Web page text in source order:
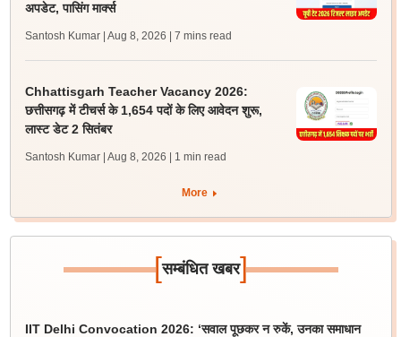
अपडेट, पासिंग मार्क्स
Santosh Kumar | Aug 8, 2026 | 7 mins read
Chhattisgarh Teacher Vacancy 2026:
छत्तीसगढ़ में टीचर्स के 1,654 पदों के लिए आवेदन शुरू,
लास्ट डेट 2 सितंबर
Santosh Kumar | Aug 8, 2026 | 1 min read
More
[सम्बंधित खबर]
IIT Delhi Convocation 2026: ‘सवाल पूछकर न रुकें, उनका समाधान